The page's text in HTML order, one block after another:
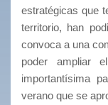
estratégicas que
territorio, han
convoca a una
poder ampliar
importantísima
verano que se